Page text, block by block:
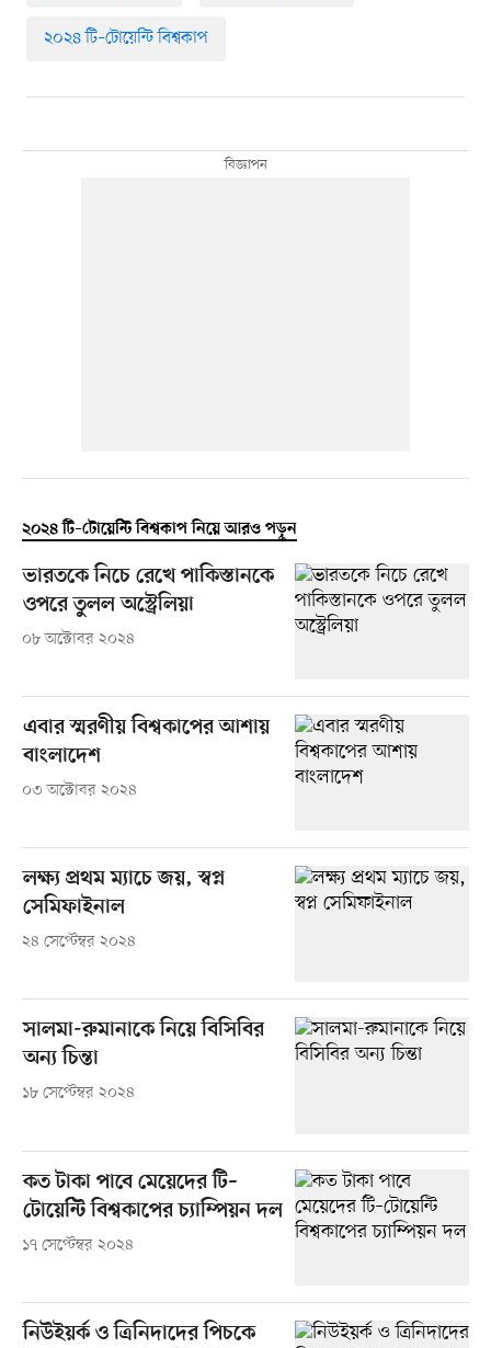
২০২৪ টি–টোয়েন্টি বিশ্বকাপ
২০২৪ টি–টোয়েন্টি বিশ্বকাপ নিয়ে আরও পড়ুন
ভারতকে নিচে রেখে পাকিস্তানকে
ওপরে তুলল অস্ট্রেলিয়া
০৮ অক্টোবর ২০২৪
এবার স্মরণীয় বিশ্বকাপের আশায়
বাংলাদেশ
০৩ অক্টোবর ২০২৪
লক্ষ্য প্রথম ম্যাচে জয়, স্বপ্ন
সেমিফাইনাল
২৪ সেপ্টেম্বর ২০২৪
সালমা-রুমানাকে নিয়ে বিসিবির
অন্য চিন্তা
১৮ সেপ্টেম্বর ২০২৪
কত টাকা পাবে মেয়েদের টি–
টোয়েন্টি বিশ্বকাপের চ্যাম্পিয়ন দল
১৭ সেপ্টেম্বর ২০২৪
নিউইয়র্ক ও ত্রিনিদাদের পিচকে